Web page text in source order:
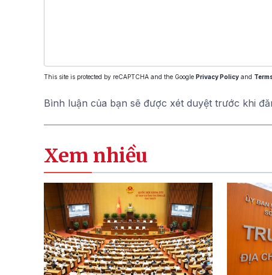
This site is protected by reCAPTCHA and the Google Privacy Policy and
Bình luận của bạn sẽ được xét duyệt trước khi
Xem nhiều